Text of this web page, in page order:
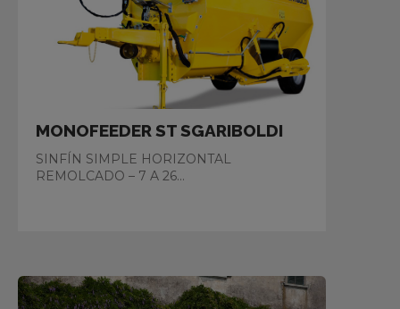
MONOFEEDER ST SGARIBOLDI
SINFÍN SIMPLE HORIZONTAL
REMOLCADO – 7 A 26...